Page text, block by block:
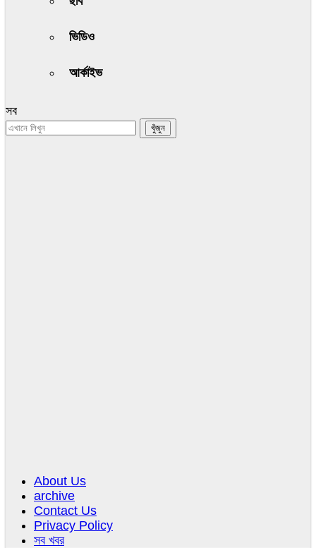
ভিডিও
আর্কাইভ
সব
About Us
archive
Contact Us
Privacy Policy
সব খবর